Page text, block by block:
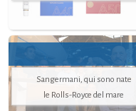
Sangermani, qui sono nate
le Rolls-Royce del mare